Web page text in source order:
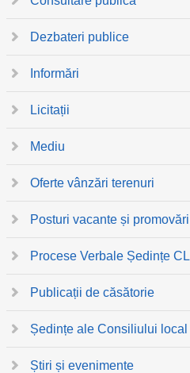
Dezbateri publice
Informări
Licitații
Mediu
Oferte vânzări terenuri
Posturi vacante și promovări
Procese Verbale Ședințe CL
Publicații de căsătorie
Ședințe ale Consiliului local
Știri și evenimente